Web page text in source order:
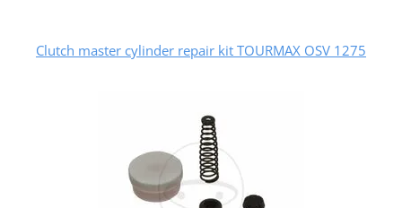
Clutch master cylinder repair kit TOURMAX OSV 1275